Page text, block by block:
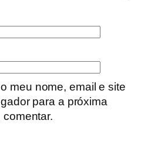
meu nome, email e site
para a próxima